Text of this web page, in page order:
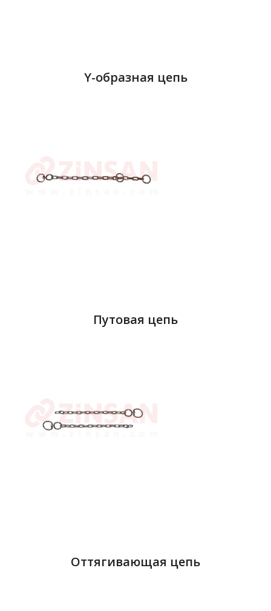
Y-образная цепь
Путовая цепь
Оттягивающая цепь